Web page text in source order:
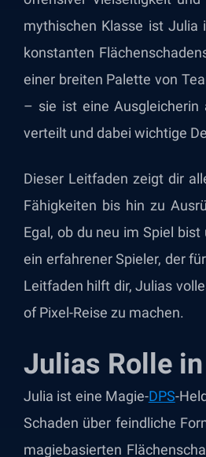
mythischen Klasse ist Julia
konstanten
einer breiten Palette von
– sie ist eine Ausgleicherin
verteilt und dabei wichtige
Dieser Leitfaden zeigt dir
Fähigkeiten bis hin zu
Egal, ob du neu im Spiel
ein erfahrener Spieler, der
Leitfaden hilft dir, Julias
of Pixel-Reise zu machen.
Julias Rolle
Julia ist eine Magie-DPS-
Schaden über feindliche
magiebasierten